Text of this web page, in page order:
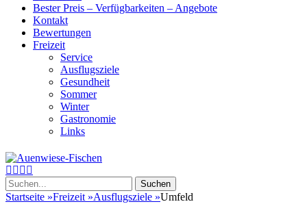
Bester Preis – Verfügbarkeiten – Angebote
Kontakt
Bewertungen
Freizeit
Service
Ausflugsziele
Gesundheit
Sommer
Winter
Gastronomie
Links
Header
Toggle
Auenwiese-Fischen
einfach gesund
Facebook
E-
Mail
Instagram
Suche
nach:
Startseite »Freizeit »Ausflugsziele »Umfeld